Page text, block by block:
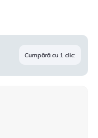
Cumpără cu 1 clic: